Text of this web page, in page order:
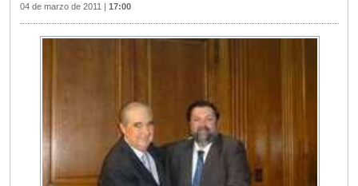
04 de marzo de 2011 17:00